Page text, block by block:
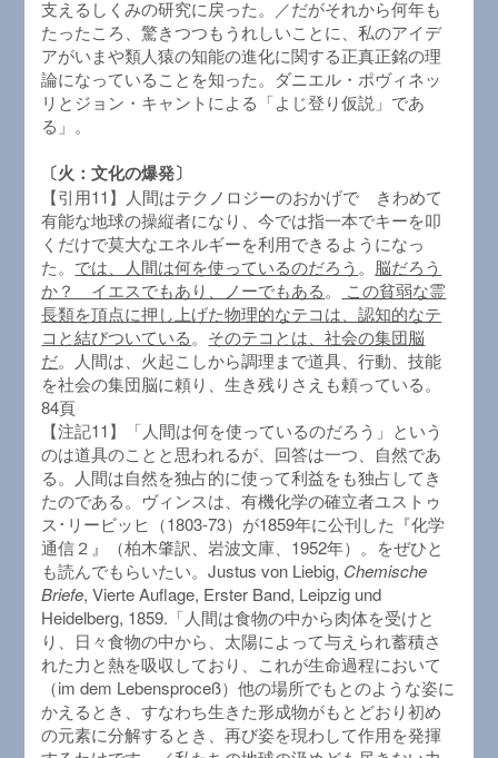
支えるしくみの研究に戻った。／だがそれから何年も
たったころ、驚きつつもうれしいことに、私のアイデ
アがいまや類人猿の知能の進化に関する正真正銘の理
論になっていることを知った。ダニエル・ポヴィネッ
リとジョン・キャントによる「よじ登り仮説」であ
る」。
〔火：文化の爆発〕
【引用11】人間はテクノロジーのおかげで きわめて
有能な地球の操縦者になり、今では指一本でキーを叩
くだけで莫大なエネルギーを利用できるようになっ
た。 では、人間は何を使っているのだろう 。 脳だろう
か？ イエスでもあり、ノーでもある。
この貧弱な霊
長類を頂点に押し上げた物理的なテコは、認知的なテ
コと結びついている。 そのテコとは、社会の集団脳
だ。人間は、火起こしから調理まで道具、行動、技能
を社会の集団脳に頼り、生き残りさえも頼っている。
84頁
【注記11】「人間は何を使っているのだろう」という
のは道具のことと思われるが、回答は一つ、自然であ
る。人間は自然を独占的に使って利益をも独占してき
たのである。ヴィンスは、有機化学の確立者ユストゥ
ス･リービッヒ（1803-73）が1859年に公刊した『化学
通信２』（柏木肇訳、岩波文庫、1952年）。をぜひと
も読んでもらいたい。Justus von Liebig, Chemische
Briefe, Vierte Auflage, Erster Band, Leipzig und
Heidelberg, 1859.「人間は食物の中から肉体を受けと
り、日々食物の中から、太陽によって与えられ蓄積さ
れた力と熱を吸収しており、これが生命過程において
（im dem Lebensproceß）他の場所でもとのような姿に
かえるとき、すなわち生きた形成物がもとどおり初め
の元素に分解するとき、再び姿を現わして作用を発揮